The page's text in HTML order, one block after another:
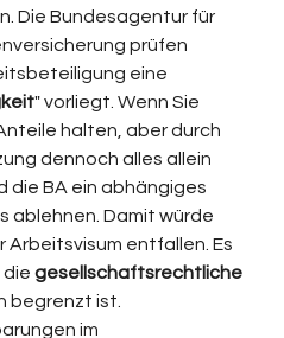
Die Bundesagentur für
prüfen
eine
" vorliegt. Wenn Sie
halten, aber durch
dennoch alles allein
die BA ein abhängiges
ablehnen. Damit würde
Arbeitsvisum entfallen. Es
die gesellschaftsrechtliche
begrenzt ist.
im